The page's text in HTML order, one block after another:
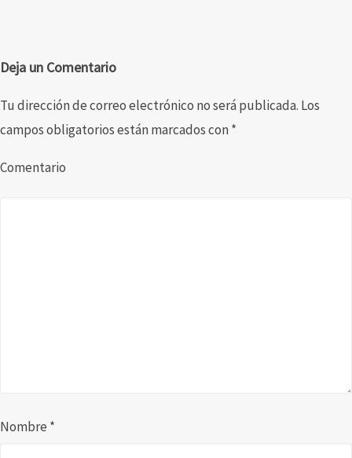
Deja un Comentario
Tu dirección de correo electrónico no será publicada. Los
campos obligatorios están marcados con *
Comentario
Nombre *